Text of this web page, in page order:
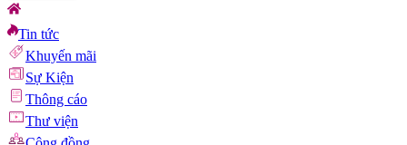
Tin tức
Khuyến mãi
Sự Kiện
Thông cáo
Thư viện